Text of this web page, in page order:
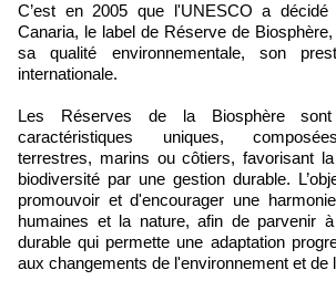
C’est en 2005 que l'UNESCO a décidé d'accorder à Gran
Canaria, le label de Réserve de
sa qualité environnementale, son
internationale.
Les Réserves de la Biosphère
caractéristiques uniques,
terrestres, marins ou côtiers, favorisant
biodiversité par une gestion durable.
promouvoir et d'encourager une
humaines et la nature, afin de parvenir
durable qui permette une adaptation
aux changements de l'environnement et de